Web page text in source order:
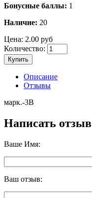
Бонусные баллы: 1
Наличие: 20
Цена: 2.00 руб
Количество:
Купить
Описание
Отзывы
марк.-3B
Написать отзыв
Ваше Имя:
Ваш отзыв: